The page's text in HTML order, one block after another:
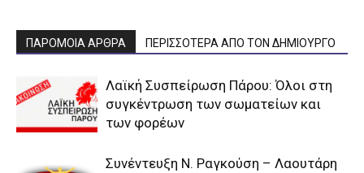
ΠΑΡΟΜΟΙΑ ΑΡΘΡΑ ΠΕΡΙΣΣΟΤΕΡΑ ΑΠΟ ΤΟΝ ΔΗΜΙΟΥΡΓΟ
Λαϊκή Συσπείρωση Πάρου: Όλοι στη
συγκέντρωση των σωματείων και
των φορέων
Συνέντευξη Ν. Ραγκούση – Λαουτάρη